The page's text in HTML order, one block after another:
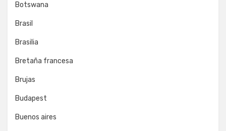
Botswana
Brasil
Brasilia
Bretaña francesa
Brujas
Budapest
Buenos aires